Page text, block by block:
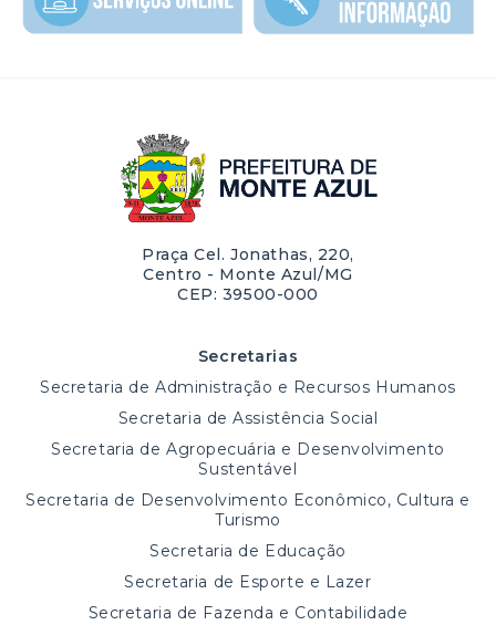
Praça Cel. Jonathas, 220,
Centro - Monte Azul/MG
CEP: 39500-000
Secretarias
Secretaria de Administração e Recursos Humanos
Secretaria de Assistência Social
Secretaria de Agropecuária e Desenvolvimento
Sustentável
Secretaria de Desenvolvimento Econômico, Cultura e
Turismo
Secretaria de Educação
Secretaria de Esporte e Lazer
Secretaria de Fazenda e Contabilidade